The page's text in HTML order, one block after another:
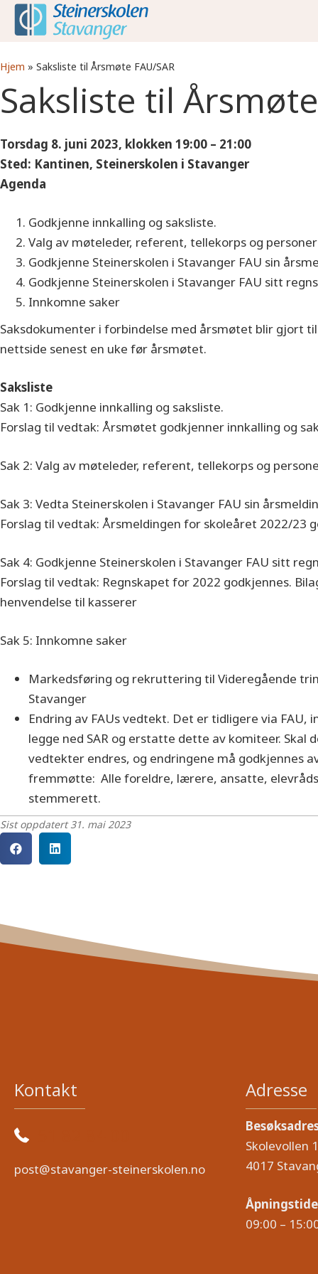
Hjem » Saksliste til Årsmøte FAU/SAR
Saksliste til
Torsdag 8. juni 2023, klokken 19:00 – 21:00
Sted: Kantinen, Steinerskolen i Stavanger
Agenda
Godkjenne innkalling og saksliste.
Valg av møteleder, referent, tellekorps og
Godkjenne Steinerskolen i Stavanger FAU sin
Godkjenne Steinerskolen i Stavanger FAU sitt
Innkomne saker
Saksdokumenter i forbindelse med årsmøtet blir gjort
nettside senest en uke før årsmøtet.
Saksliste
Sak 1: Godkjenne innkalling og saksliste.
Forslag til vedtak: Årsmøtet godkjenner innkalling og
Sak 2: Valg av møteleder, referent, tellekorps og
Sak 3: Vedta Steinerskolen i Stavanger FAU sin
Forslag til vedtak: Årsmeldingen for skoleåret 2022/23
Sak 4: Godkjenne Steinerskolen i Stavanger FAU sitt
Forslag til vedtak: Regnskapet for 2022 godkjennes.
henvendelse til kasserer
Sak 5: Innkomne saker
Markedsføring og rekruttering til Videregående
Stavanger
Endring av FAUs vedtekt. Det er tidligere via FAU,
legge ned SAR og erstatte dette av komiteer. Skal
vedtekter endres, og endringene må godkjennes
fremmøtte: Alle foreldre, lærere, ansatte,
stemmerett.
Sist oppdatert 31. mai 2023
Kontakt
post@stavanger-steinerskolen.no
Adresse
Skolevollen
4017
09:00 –